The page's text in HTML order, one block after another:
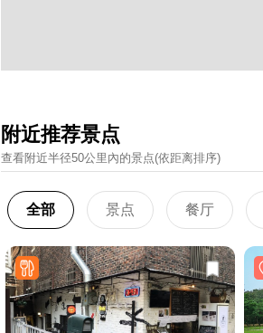
附近推荐景点
查看附近半径50公里內的景点(依距离排序)
全部 景点 餐厅